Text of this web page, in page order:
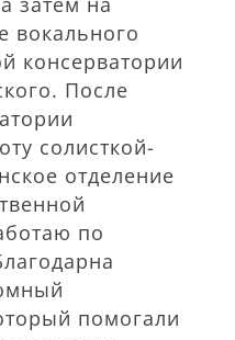
вокального
консерватории
После
солисткой-
отделение
по
помогали